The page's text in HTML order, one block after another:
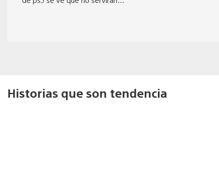
Historias que son tendencia